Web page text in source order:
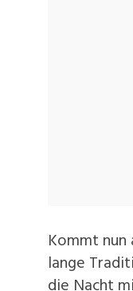
Kommt
lange
die Nacht